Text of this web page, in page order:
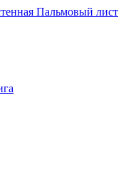
Пальмовый лист